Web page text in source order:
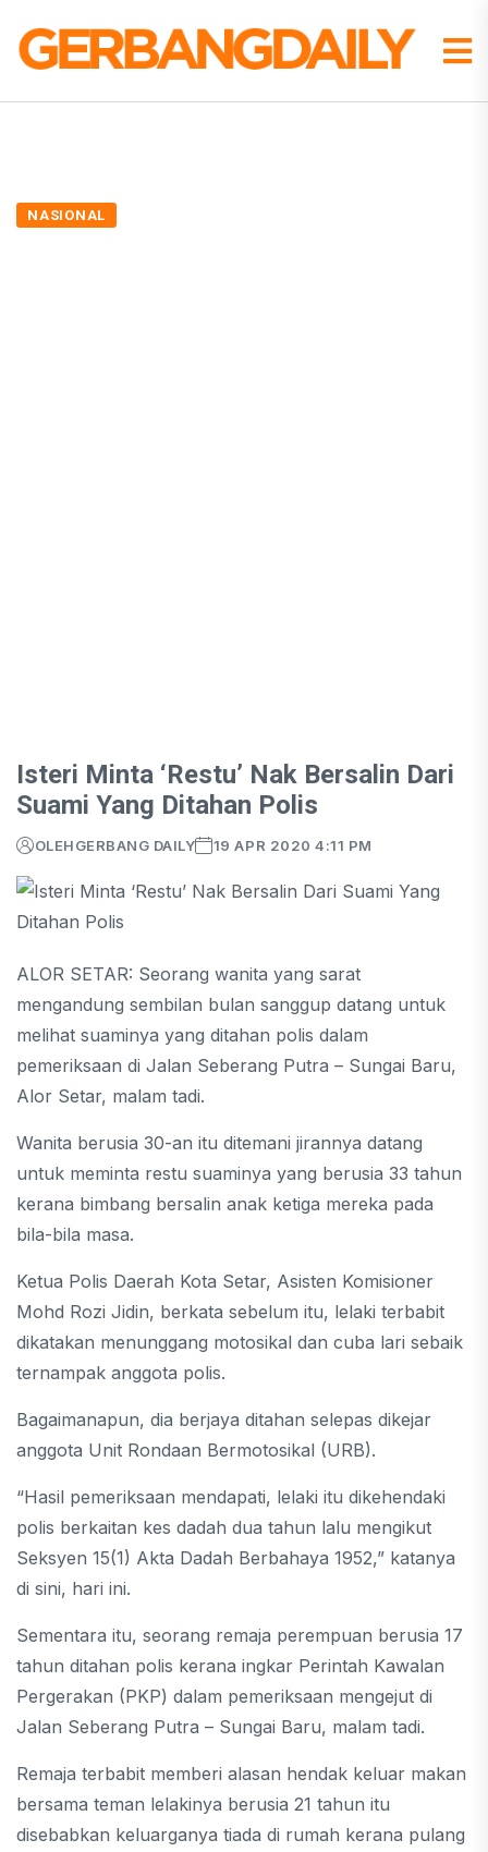
NASIONAL
Isteri Minta ‘Restu’ Nak Bersalin Dari
Suami Yang Ditahan Polis
OLEHGERBANG DAILY 19 APR 2020 4:11 PM
ALOR SETAR: Seorang wanita yang sarat
mengandung sembilan bulan sanggup datang untuk
melihat suaminya yang ditahan polis dalam
pemeriksaan di Jalan Seberang Putra – Sungai Baru,
Alor Setar, malam tadi.
Wanita berusia 30-an itu ditemani jirannya datang
untuk meminta restu suaminya yang berusia 33 tahun
kerana bimbang bersalin anak ketiga mereka pada
bila-bila masa.
Ketua Polis Daerah Kota Setar, Asisten Komisioner
Mohd Rozi Jidin, berkata sebelum itu, lelaki terbabit
dikatakan menunggang motosikal dan cuba lari sebaik
ternampak anggota polis.
Bagaimanapun, dia berjaya ditahan selepas dikejar
anggota Unit Rondaan Bermotosikal (URB).
“Hasil pemeriksaan mendapati, lelaki itu dikehendaki
polis berkaitan kes dadah dua tahun lalu mengikut
Seksyen 15(1) Akta Dadah Berbahaya 1952,” katanya
di sini, hari ini.
Sementara itu, seorang remaja perempuan berusia 17
tahun ditahan polis kerana ingkar Perintah Kawalan
Pergerakan (PKP) dalam pemeriksaan mengejut di
Jalan Seberang Putra – Sungai Baru, malam tadi.
Remaja terbabit memberi alasan hendak keluar makan
bersama teman lelakinya berusia 21 tahun itu
disebabkan keluarganya tiada di rumah kerana pulang